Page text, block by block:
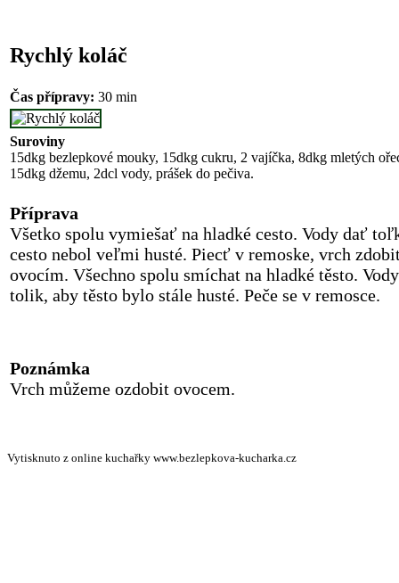
Rychlý koláč
Čas přípravy: 30 min
Suroviny
15dkg bezlepkové mouky, 15dkg cukru, 2 vajíčka, 8dkg mletých
15dkg džemu, 2dcl vody, prášek do pečiva.
Příprava
Všetko spolu vymiešať na hladké cesto. Vody dať
cesto nebol veľmi husté. Piecť v remoske, vrch
ovocím. Všechno spolu smíchat na hladké těsto.
tolik, aby těsto bylo stále husté. Peče se v remosce.
Poznámka
Vrch můžeme ozdobit ovocem.
Vytisknuto z online kuchařky www.bezlepkova-kucharka.cz